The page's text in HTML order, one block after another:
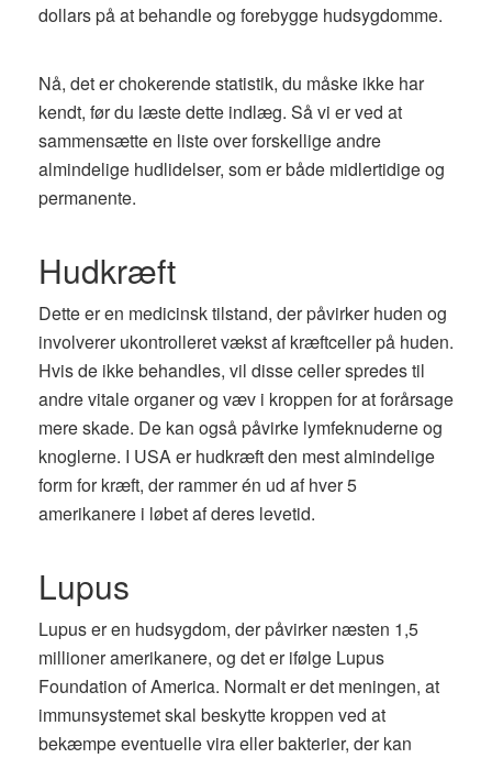
dollars på at behandle og forebygge hudsygdomme.
Nå, det er chokerende statistik, du måske ikke har
kendt, før du læste dette indlæg. Så vi er ved at
sammensætte en liste over forskellige andre
almindelige hudlidelser, som er både midlertidige og
permanente.
Hudkræft
Dette er en medicinsk tilstand, der påvirker huden og
involverer ukontrolleret vækst af kræftceller på huden.
Hvis de ikke behandles, vil disse celler spredes til
andre vitale organer og væv i kroppen for at forårsage
mere skade. De kan også påvirke lymfeknuderne og
knoglerne. I USA er hudkræft den mest almindelige
form for kræft, der rammer én ud af hver 5
amerikanere i løbet af deres levetid.
Lupus
Lupus er en hudsygdom, der påvirker næsten 1,5
millioner amerikanere, og det er ifølge Lupus
Foundation of America. Normalt er det meningen, at
immunsystemet skal beskytte kroppen ved at
bekæmpe eventuelle vira eller bakterier, der kan